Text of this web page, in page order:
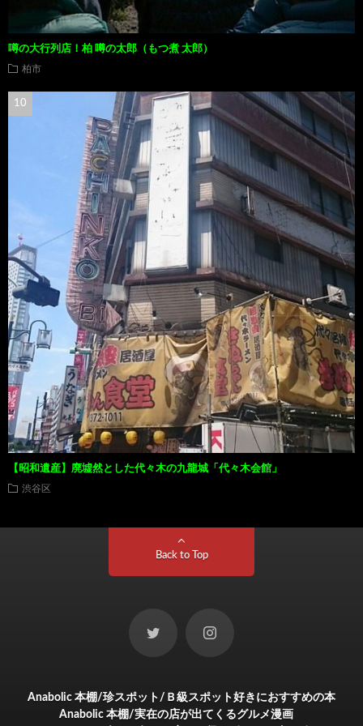
噂の大行列店！柏 噂の太郎（もつ煮 太郎）
柏市
【昭和遺産】廃墟然とした代々木の九龍城「代々木会館」
渋谷区
Back to Top
Anabolic 本棚/珍スポット/Ｂ級スポット好きにおすすめの本
Anabolic 本棚/実在の店が出てくるグルメ漫画